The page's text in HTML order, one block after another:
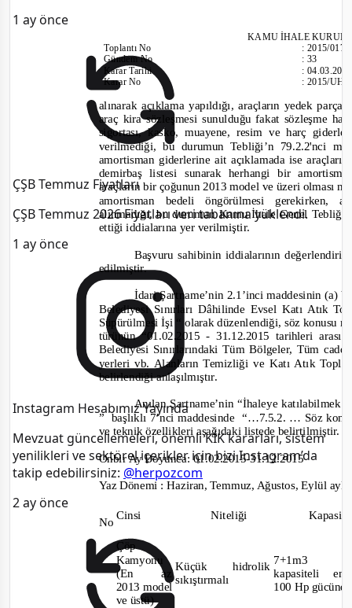
1 ay önce
ÇŞB Temmuz Fiyatları
ÇŞB Temmuz 2026 Fiyatları veri tabanına yüklendi.
1 ay önce
Instagram Hesabımız Yayında
Mevzuat güncellemeleri, önemli KİK kararları, sistem
yenilikleri ve sektörel içerikler için bizi Instagram’da
takip edebilirsiniz: @herpozcom
2 ay önce
KAMU İHALE
ToplantıNo
Gündem No
Karar Tarihi
Karar No
:2015/017
:33
:
:2015/
alınarak açıklama yapıldığı, araçların yedek
araç kira sözleşmesi sunulduğu fakat sözleşme
sigortası, kasko, muayene, resim ve harç
verilmediği, bu durumun Tebliği’n 79.2.2'nci
amortisman giderlerine ait açıklamada ise
demirbaş listesi sunarak herhangi bir
araçların bir çoğunun 2013 model ve üzeri olması
amortisman bedeli öngörülmesi gerekirken,
alınmadığı, bu durumun Kamu İhale Genel
ettiğiiddialarına yer verilmiştir.
Başvuru sahibinin iddialarının
edilmiştir.
İdari Şartname’nin 2.1’inci maddesinin (a)
Belediyesi Sınırları Dâhilinde Evsel Katı Atık
Süpürülmesi İşi “olarak düzenlendiği, söz konusu
türünün “01.02.2015 -31.12.2015 tarihleri
Belediyesi Sınırlarındaki Tüm Bölgeler, Tüm
yerleri vb. Alanların Temizliği ve Katı Atık
belirlendiği anlaşılmıştır.
Anılan Şartname’nin “İhaleye
” başlıklı 7’ncimaddesinde “…7.5.2. … Söz
ve teknik özellikleri aşağıdaki listede belirtilmiştir.
Onbir Ay Boyunca: 01.02.2015-31.12.2015
Yaz Dönemi : Haziran, Temmuz, Ağustos, Eylül
Cinsi Niteliği
No
Çöp
Kamyonu
(En
2013 model
7+1m3
Küçük
sıkıştırmalı
hidrolik
az
kapasiteli
100 Hp
ve üstü)